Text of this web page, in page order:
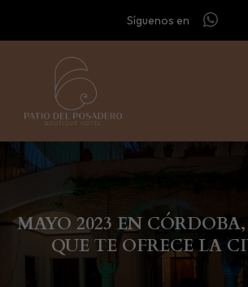
Síguenos en
MAYO 2023 EN
QUE TE OFRECE LA